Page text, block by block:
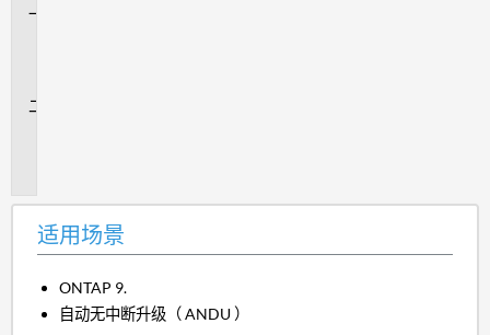
适用场景
ONTAP 9.
自动无中断升级（ ANDU ）